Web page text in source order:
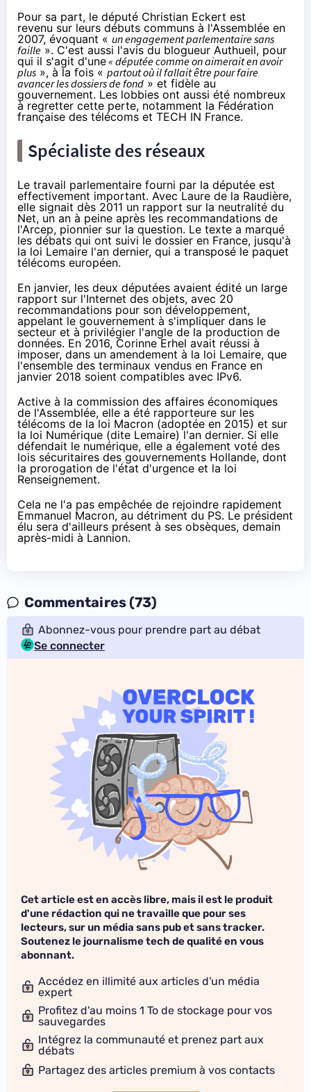
Pour sa part, le député Christian Eckert est
revenu sur leurs débuts communs à l'Assemblée en
2007, évoquant « un engagement parlementaire sans
faille ». C'est aussi l'avis du blogueur Authueil, pour
qui il s'agit d'une« députée comme on aimerait en avoir
plus », à la fois « partout où il fallait être pour faire
avancer les dossiers de fond » et fidèle au
gouvernement. Les lobbies ont aussi été nombreux
à regretter cette perte, notamment la Fédération
française des télécoms et TECH IN France.
Spécialiste des réseaux
Le travail parlementaire fourni par la députée est
effectivement important. Avec Laure de la Raudière,
elle signait dès 2011 un rapport sur la neutralité du
Net, un an à peine après les recommandations de
l'Arcep, pionnier sur la question. Le texte a marqué
les débats qui ont suivi le dossier en France, jusqu'à
la loi Lemaire l'an dernier, qui a transposé le paquet
télécoms européen.
En janvier, les deux députées avaient édité un large
rapport sur l'Internet des objets, avec 20
recommandations pour son développement,
appelant le gouvernement à s'impliquer dans le
secteur et à privilégier l'angle de la production de
données. En 2016, Corinne Erhel avait réussi à
imposer, dans un amendement à la loi Lemaire, que
l'ensemble des terminaux vendus en France en
janvier 2018 soient compatibles avec IPv6.
Active à la commission des affaires économiques
de l'Assemblée, elle a été rapporteure sur les
télécoms de la loi Macron (adoptée en 2015) et sur
la loi Numérique (dite Lemaire) l'an dernier. Si elle
défendait le numérique, elle a également voté des
lois sécuritaires des gouvernements Hollande, dont
la prorogation de l'état d'urgence et la loi
Renseignement.
Cela ne l'a pas empêchée de rejoindre rapidement
Emmanuel Macron, au détriment du PS. Le président
élu sera d'ailleurs présent à ses obsèques, demain
après-midi à Lannion.
Commentaires (73)
Abonnez-vous pour prendre part au débat
Se connecter
Cet article est en accès libre, mais il est le produit
d'une rédaction qui ne travaille que pour ses
lecteurs, sur un média sans pub et sans tracker.
Soutenez le journalisme tech de qualité en vous
abonnant.
Accédez en illimité aux articles d'un média
expert
Profitez d'au moins 1 To de stockage pour vos
sauvegardes
Intégrez la communauté et prenez part aux
débats
Partagez des articles premium à vos contacts